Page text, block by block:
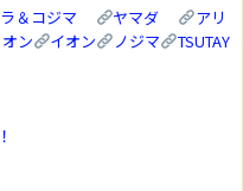
＆コジマ ヤマダ
アリ
ン イオン ノジマ
TSUTAY